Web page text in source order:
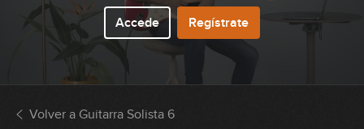
Accede Regístrate
Volver a Guitarra Solista 6